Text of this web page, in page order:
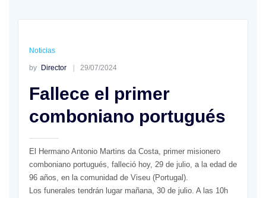
Noticias
by Director 29/07/2024
Fallece el primer
comboniano portugués
El Hermano Antonio Martins da Costa, primer misionero
comboniano portugués, falleció hoy, 29 de julio, a la edad de
96 años, en la comunidad de Viseu (Portugal).
Los funerales tendrán lugar mañana, 30 de julio. A las 10h